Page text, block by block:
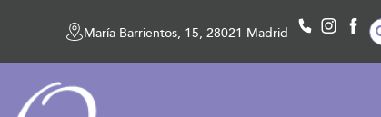
María Barrientos, 15, 28021 Madrid